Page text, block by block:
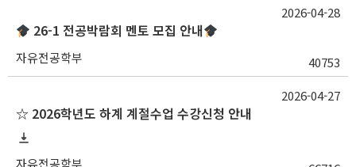
26-1 전공박람회 멘토 모집 안내
자유전공학부 40753
2026-04-28
☆ 2026학년도 하계 계절수업 수강신청 안내
자유전공학부
2026-04-27